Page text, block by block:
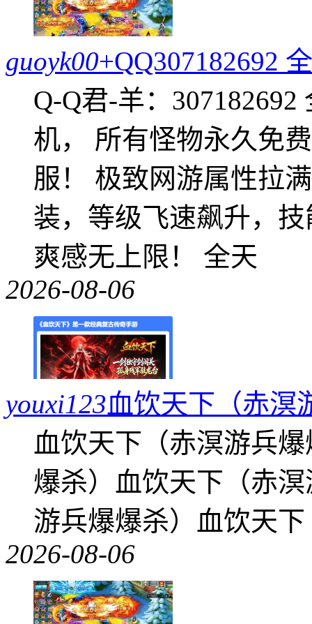
guoyk00+QQ307182692
Q-Q君-羊：
机， 所有怪物永久免
服！ 极致网游属性拉
装，等级飞速飙升，
爽感无上限！ 全天
2026-08-06
youxi123血饮天下（赤溟
血饮天下（赤溟游兵
爆杀）血饮天下（赤
游兵爆爆杀）血饮天
2026-08-06